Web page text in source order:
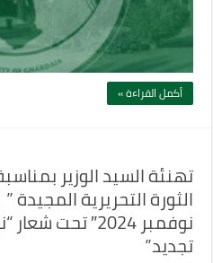
أكمل القراءة »
تهنئة السيد الوزير
نوفمبر 2024″
تجديد”